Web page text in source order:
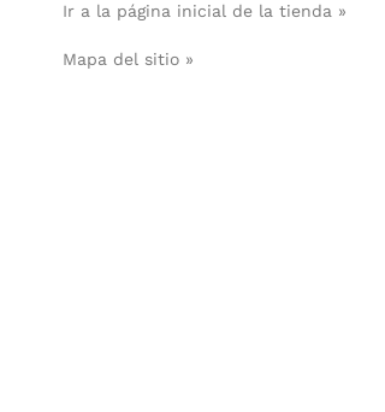
Ir a la página inicial de la tienda »
Mapa del sitio »